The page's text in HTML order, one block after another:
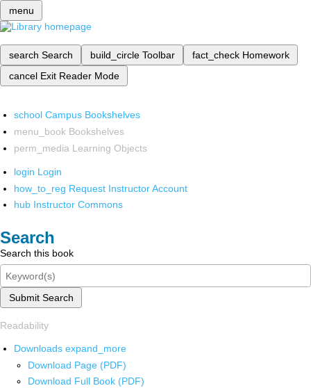
menu
search Search build_circle Toolbar fact_check Homework
cancel Exit Reader Mode
school Campus Bookshelves
menu_book Bookshelves
perm_media Learning Objects
login Login
how_to_reg Request Instructor Account
hub Instructor Commons
Search
Search this book
Submit Search
Readability
Downloads expand_more
Download Page (PDF)
Download Full Book (PDF)